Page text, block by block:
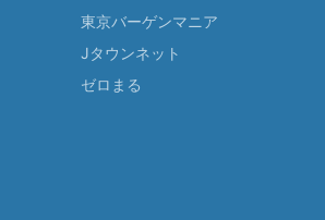
東京バーゲンマニア
Jタウンネット
ゼロまる